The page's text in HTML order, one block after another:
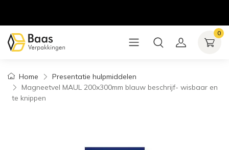
0
Home
Presentatie hulpmiddelen
Magneetvel MAUL 200x300mm blauw beschrijf- wisbaar en
te knippen